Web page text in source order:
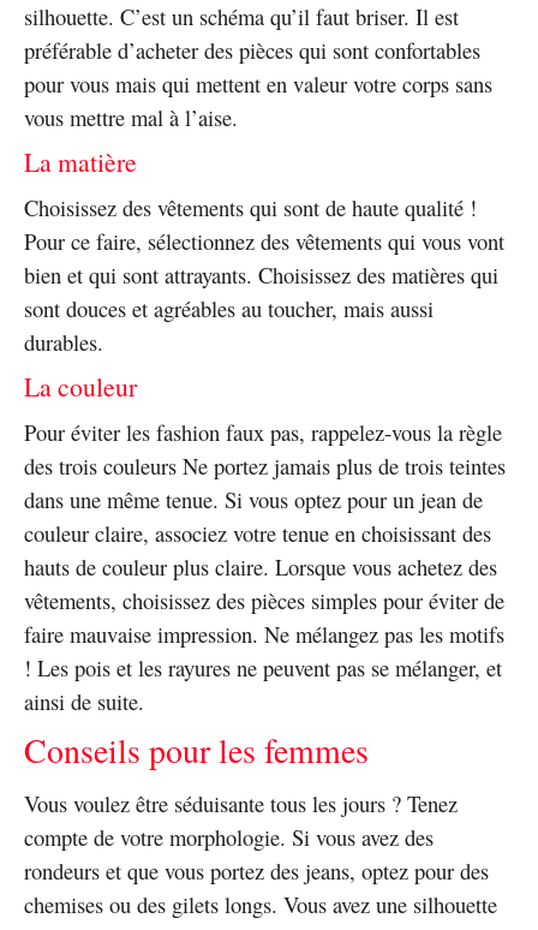
silhouette. C’est un schéma qu’il faut briser. Il est
préférable d’acheter des pièces qui sont confortables
pour vous mais qui mettent en valeur votre corps sans
vous mettre mal à l’aise.
La matière
Choisissez des vêtements qui sont de haute qualité !
Pour ce faire, sélectionnez des vêtements qui vous vont
bien et qui sont attrayants. Choisissez des matières qui
sont douces et agréables au toucher, mais aussi
durables.
La couleur
Pour éviter les fashion faux pas, rappelez-vous la règle
des trois couleurs Ne portez jamais plus de trois teintes
dans une même tenue. Si vous optez pour un jean de
couleur claire, associez votre tenue en choisissant des
hauts de couleur plus claire. Lorsque vous achetez des
vêtements, choisissez des pièces simples pour éviter de
faire mauvaise impression. Ne mélangez pas les motifs
! Les pois et les rayures ne peuvent pas se mélanger, et
ainsi de suite.
Conseils pour les femmes
Vous voulez être séduisante tous les jours ? Tenez
compte de votre morphologie. Si vous avez des
rondeurs et que vous portez des jeans, optez pour des
chemises ou des gilets longs. Vous avez une silhouette